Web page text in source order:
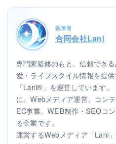
執筆者
合同会社Lani
専門家監修のもと、信頼でき
愛・ライフスタイル情報を提
「Lani®」を運営しています
に、Webメディア運営、コン
EC事業、WEB制作・SEOコ
る企業です。
運営するWebメディア「Lani